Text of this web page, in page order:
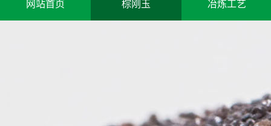
网站首页 棕刚玉 冶炼工艺